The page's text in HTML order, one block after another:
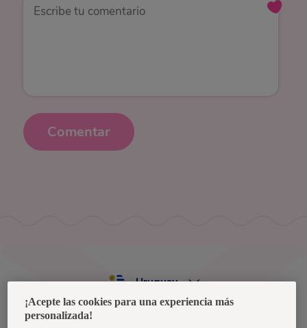
Comentar
Política de privacidad de datos
Uruguay
¡Acepte las cookies para una experiencia más
personalizada!